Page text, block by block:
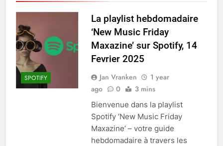
SPOTIFY
La playlist hebdomadaire
‘New Music Friday
Maxazine’ sur Spotify, 14
Fevrier 2025
Jan Vranken
1 year
ago
0 3 mins
Bienvenue dans la playlist
Spotify ‘New Music Friday
Maxazine’ – votre guide
hebdomadaire à travers les